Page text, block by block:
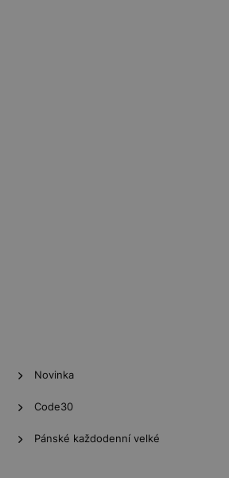
Novinka
Code30
Pánské každodenní velké